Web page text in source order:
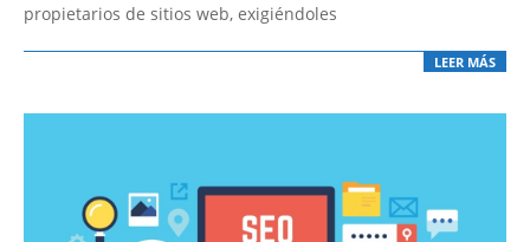
propietarios de sitios web, exigiéndoles
LEER MÁS